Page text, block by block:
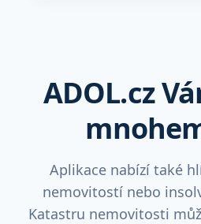
ADOL.cz
Aplikace nabízí také
nemovitostí nebo
Katastru nemovitosti